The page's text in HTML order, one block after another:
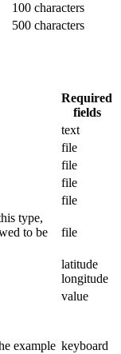
100 characters
500 characters
Required
fields
text
file
file
file
file
type,
to be
file
latitude
longitude
value
example keyboard